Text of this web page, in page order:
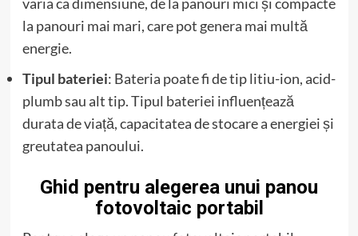
la panouri mai mari, care pot genera mai multă
energie.
Tipul bateriei: Bateria poate fi de tip litiu-ion, acid-
plumb sau alt tip. Tipul bateriei influențează
durata de viață, capacitatea de stocare a energiei și
greutatea panoului.
Ghid pentru alegerea unui panou
fotovoltaic portabil